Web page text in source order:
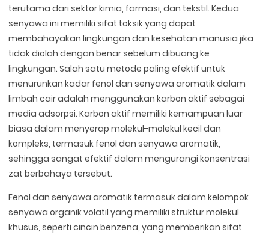
terutama dari sektor kimia, farmasi, dan tekstil. Kedua
senyawa ini memiliki sifat toksik yang dapat
membahayakan lingkungan dan kesehatan manusia jika
tidak diolah dengan benar sebelum dibuang ke
lingkungan. Salah satu metode paling efektif untuk
menurunkan kadar fenol dan senyawa aromatik dalam
limbah cair adalah menggunakan karbon aktif sebagai
media adsorpsi. Karbon aktif memiliki kemampuan luar
biasa dalam menyerap molekul-molekul kecil dan
kompleks, termasuk fenol dan senyawa aromatik,
sehingga sangat efektif dalam mengurangi konsentrasi
zat berbahaya tersebut.
Fenol dan senyawa aromatik termasuk dalam kelompok
senyawa organik volatil yang memiliki struktur molekul
khusus, seperti cincin benzena, yang memberikan sifat